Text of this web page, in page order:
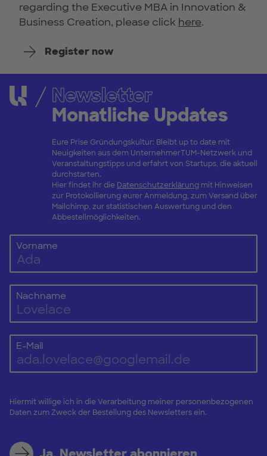
regarding the Executive MBA in Innovation &
Business Creation, please click here.
Register now
Newsletter
Monatliche Updates
Eure Prise Gründungskultur: Bleibt up to date mit
Neuigkeiten aus dem UnternehmerTUM-Netzwerk und
Veranstaltungstipps und erfahrt von Startups, die aktuell
durchstarten.
Hier findet ihr die Datenschutzerklärungmit Hinweisen
zur Protokollierung eurer Anmeldung, zum Versand über
Mailchimp, zur statistischen Auswertung und den
Abbestellmöglichkeiten.
Vorname
Nachname
E-Mail
Hiermit willige ich in die Verarbeitung meiner personenbezogenen
Daten zum Zweck der Bestellung des Newsletters ein.